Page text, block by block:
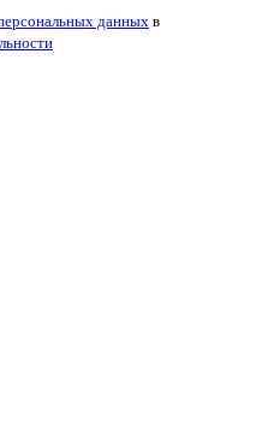
данных в